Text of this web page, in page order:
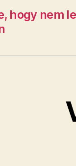
hogy nem